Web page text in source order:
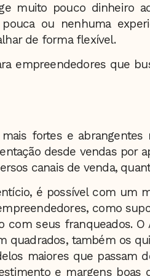
muito pouco dinheiro
ou nenhuma
de forma flexível.
empreendedores que
fortes e
desde vendas por
canais de venda,
é possível com um
como
seus franqueados.
quadrados, também os
maiores que passam
e margens boas